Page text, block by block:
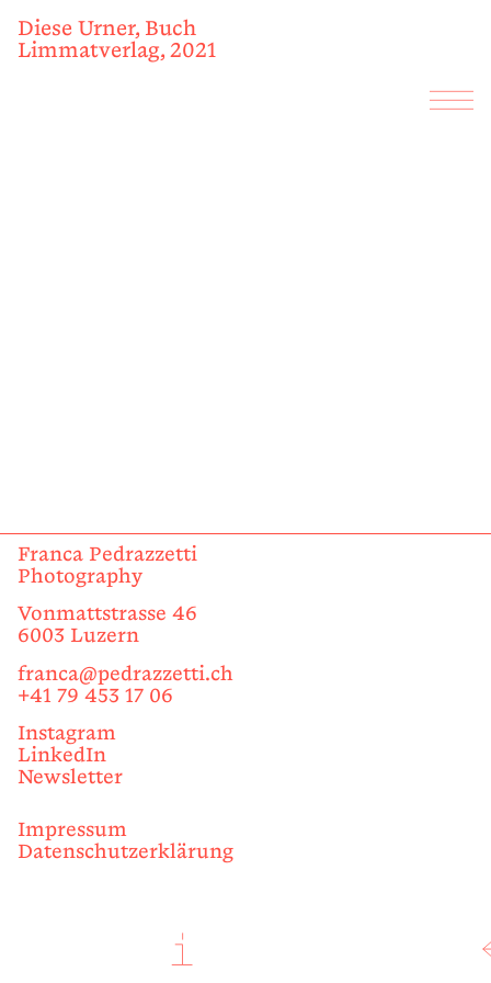
Diese Urner, Buch
Limmatverlag, 2021
Franca Pedrazzetti
Photography
Vonmattstrasse 46
6003 Luzern
franca@pedrazzetti.ch
+41 79 453 17 06
Instagram
LinkedIn
Newsletter
Impressum
Datenschutzerklärung